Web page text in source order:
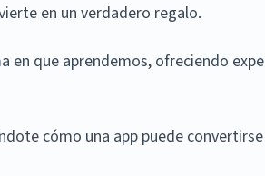
en un verdadero regalo.
en que aprendemos, ofreciendo
cómo una app puede